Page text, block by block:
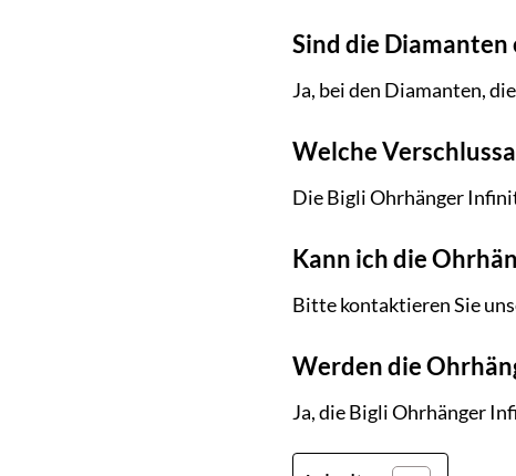
Sind die Diamanten
Ja, bei den Diamanten,
Welche
Die Bigli Ohrhänger
Kann ich die
Bitte kontaktieren Sie
Werden die
Ja, die Bigli Ohrhänger